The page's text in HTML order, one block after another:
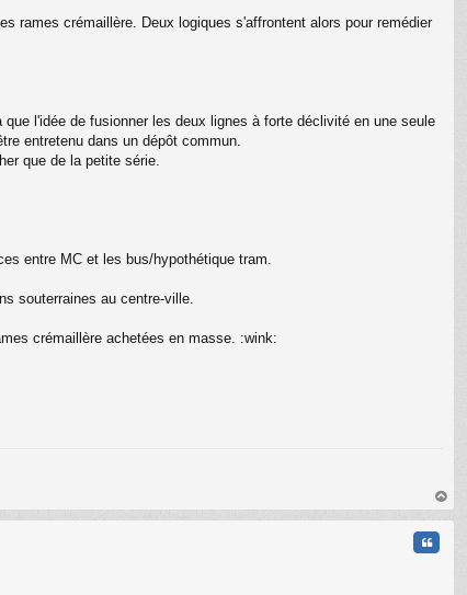
rames crémaillère. Deux logiques s'affrontent alors pour remédier
l'idée de fusionner les deux lignes à forte déclivité en une seule
entretenu dans un dépôt commun.
que de la petite série.
entre MC et les bus/hypothétique tram.
souterraines au centre-ville.
crémaillère achetées en masse. :wink:
au